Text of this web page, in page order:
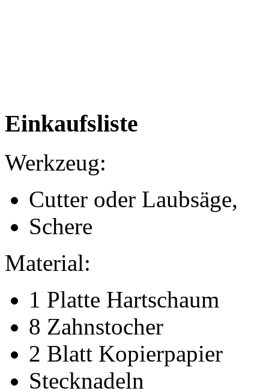
Einkaufsliste
Werkzeug:
Cutter oder Laubsäge,
Schere
Material:
1 Platte Hartschaum
8 Zahnstocher
2 Blatt Kopierpapier
Stecknadeln